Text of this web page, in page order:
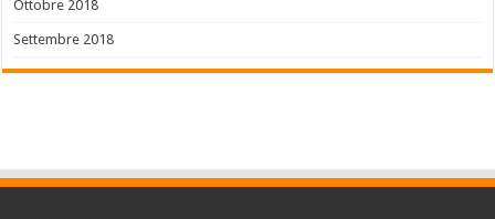
Ottobre 2018
Settembre 2018